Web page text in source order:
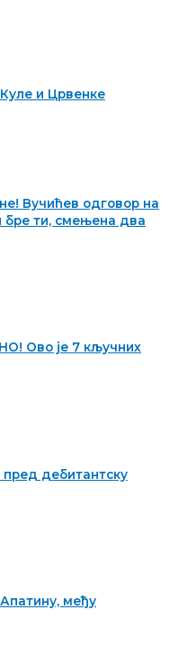
и Црвенке
Вучићев одговор на
бре ти, смењена два
Ово је 7 кључних
пред дебитантску
међу